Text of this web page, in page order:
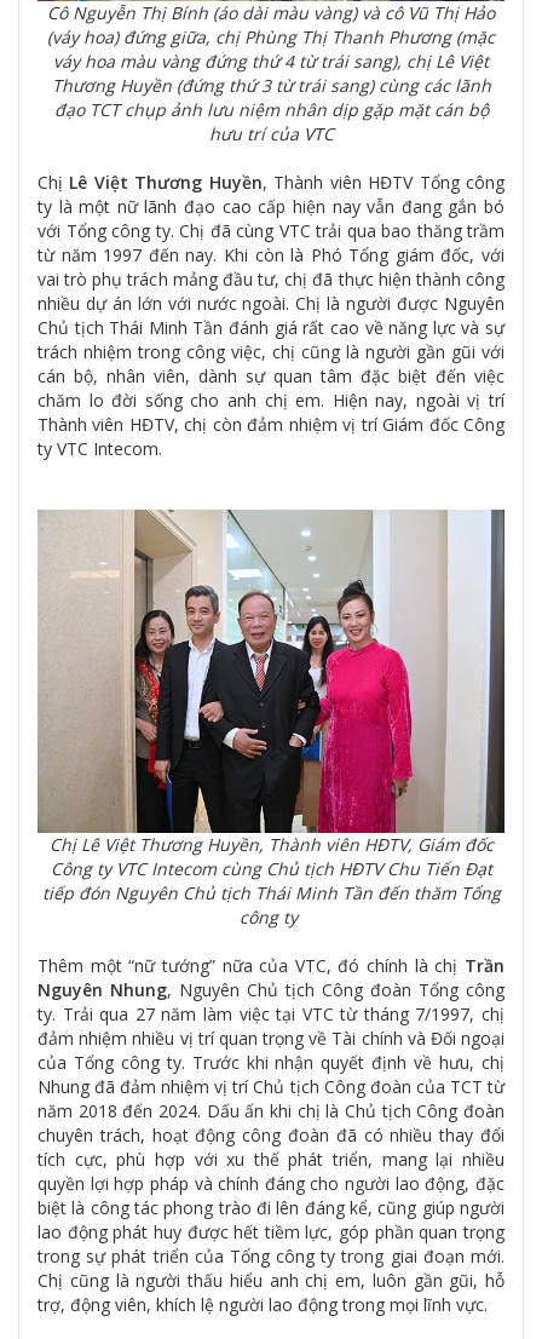
Cô Nguyễn Thị Bính (áo dài màu vàng) và cô Vũ Thị Hảo
(váy hoa) đứng giữa, chị Phùng Thị Thanh Phương (mặc
váy hoa màu vàng đứng thứ 4 từ trái sang), chị Lê Việt
Thương Huyền (đứng thứ 3 từ trái sang) cùng các lãnh
đạo TCT chụp ảnh lưu niệm nhân dịp gặp mặt cán bộ
hưu trí của VTC
Chị Lê Việt Thương Huyền, Thành viên HĐTV Tổng công
ty là một nữ lãnh đạo cao cấp hiện nay vẫn đang gắn bó
với Tổng công ty. Chị đã cùng VTC trải qua bao thăng trầm
từ năm 1997 đến nay. Khi còn là Phó Tổng giám đốc, với
vai trò phụ trách mảng đầu tư, chị đã thực hiện thành công
nhiều dự án lớn với nước ngoài. Chị là người được Nguyên
Chủ tịch Thái Minh Tần đánh giá rất cao về năng lực và sự
trách nhiệm trong công việc, chị cũng là người gần gũi với
cán bộ, nhân viên, dành sự quan tâm đặc biệt đến việc
chăm lo đời sống cho anh chị em. Hiện nay, ngoài vị trí
Thành viên HĐTV, chị còn đảm nhiệm vị trí Giám đốc Công
ty VTC Intecom.
Chị Lê Việt Thương Huyền, Thành viên HĐTV, Giám đốc
Công ty VTC Intecom cùng Chủ tịch HĐTV Chu Tiến Đạt
tiếp đón Nguyên Chủ tịch Thái Minh Tần đến thăm Tổng
công ty
Thêm một “nữ tướng” nữa của VTC, đó chính là chị Trần
Nguyên Nhung, Nguyên Chủ tịch Công đoàn Tổng công
ty. Trải qua 27 năm làm việc tại VTC từ tháng 7/1997, chị
đảm nhiệm nhiều vị trí quan trọng về Tài chính và Đối ngoại
của Tổng công ty. Trước khi nhận quyết định về hưu, chị
Nhung đã đảm nhiệm vị trí Chủ tịch Công đoàn của TCT từ
năm 2018 đến 2024. Dấu ấn khi chị là Chủ tịch Công đoàn
chuyên trách, hoạt động công đoàn đã có nhiều thay đổi
tích cực, phù hợp với xu thế phát triển, mang lại nhiều
quyền lợi hợp pháp và chính đáng cho người lao động, đặc
biệt là công tác phong trào đi lên đáng kể, cũng giúp người
lao động phát huy được hết tiềm lực, góp phần quan trọng
trong sự phát triển của Tổng công ty trong giai đoạn mới.
Chị cũng là người thấu hiểu anh chị em, luôn gần gũi, hỗ
trợ, động viên, khích lệ người lao động trong mọi lĩnh vực.